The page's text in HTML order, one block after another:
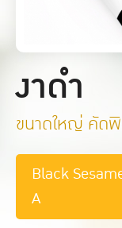
งาดำ
ขนาดใหญ่ คัดพิ
Black
A